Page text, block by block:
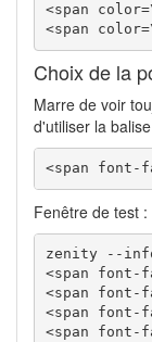
<span
<span
Choix de la
Marre de voir
d'utiliser la
<span font-
Fenêtre de test :
zenity --
<span font-
<span font-
<span font-
<span font-